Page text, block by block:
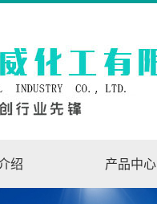
绍 产品中心